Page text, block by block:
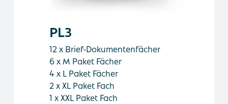
PL3
12 x Brief-Dokumentenfächer
6 x M Paket Fächer
4 x L Paket Fächer
2 x XL Paket Fach
1 x XXL Paket Fach